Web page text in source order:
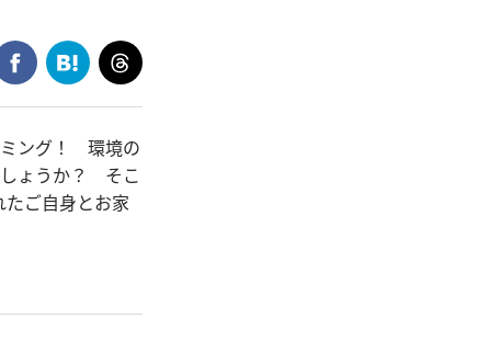
ミング！ 環境の
しょうか？ そこ
ご自身とお家